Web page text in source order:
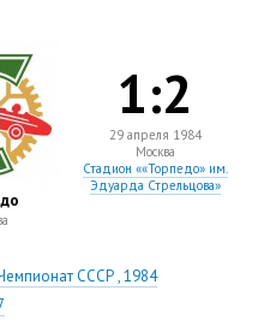
1:2
29 апреля 1984
Москва
Стадион ««Торпедо» им.
Эдуарда Стрельцова»
СССР , 1984